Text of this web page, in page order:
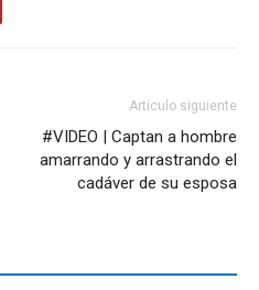
Artículo siguiente
#VIDEO | Captan a hombre
amarrando y arrastrando el
cadáver de su esposa